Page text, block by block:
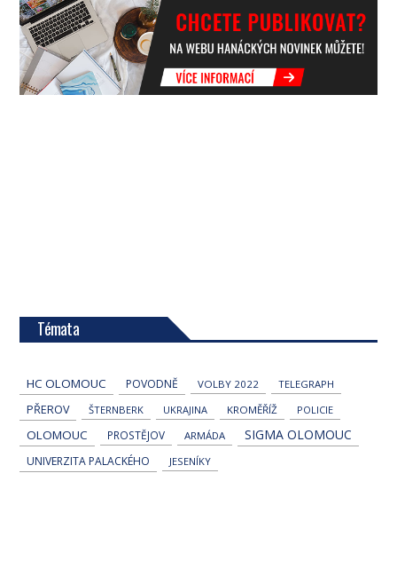
Témata
HC OLOMOUC POVODNĚ VOLBY 2022 TELEGRAPH
PŘEROV ŠTERNBERK UKRAJINA KROMĚŘÍŽ POLICIE
OLOMOUC PROSTĚJOV ARMÁDA SIGMA OLOMOUC
UNIVERZITA PALACKÉHO JESENÍKY